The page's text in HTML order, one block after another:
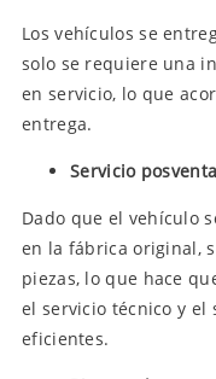
Los vehículos se
solo se requiere una
en servicio, lo que
entrega.
Servicio
Dado que el vehículo
en la fábrica original,
piezas, lo que hace
el servicio técnico y el
eficientes.